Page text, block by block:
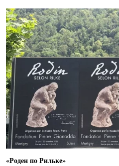
«Роден по Рильке»